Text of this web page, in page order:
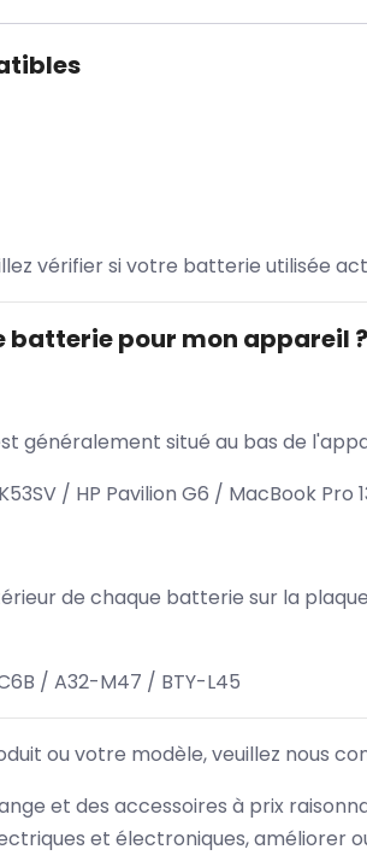
vérifier si votre batterie utilisée
batterie pour mon appareil ?
généralement situé au bas de
/ HP Pavilion G6 / MacBook Pro
de chaque batterie sur la
/ A32-M47 / BTY-L45
ou votre modèle, veuillez nous
et des accessoires à prix
et électroniques, améliorer